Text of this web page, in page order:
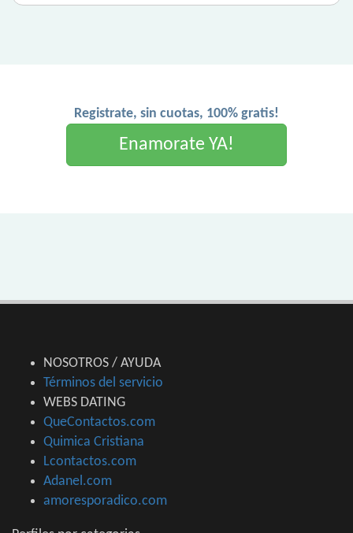
Registrate, sin cuotas, 100% gratis!
Enamorate YA!
NOSOTROS / AYUDA
Términos del servicio
WEBS DATING
QueContactos.com
Quimica Cristiana
Lcontactos.com
Adanel.com
amoresporadico.com